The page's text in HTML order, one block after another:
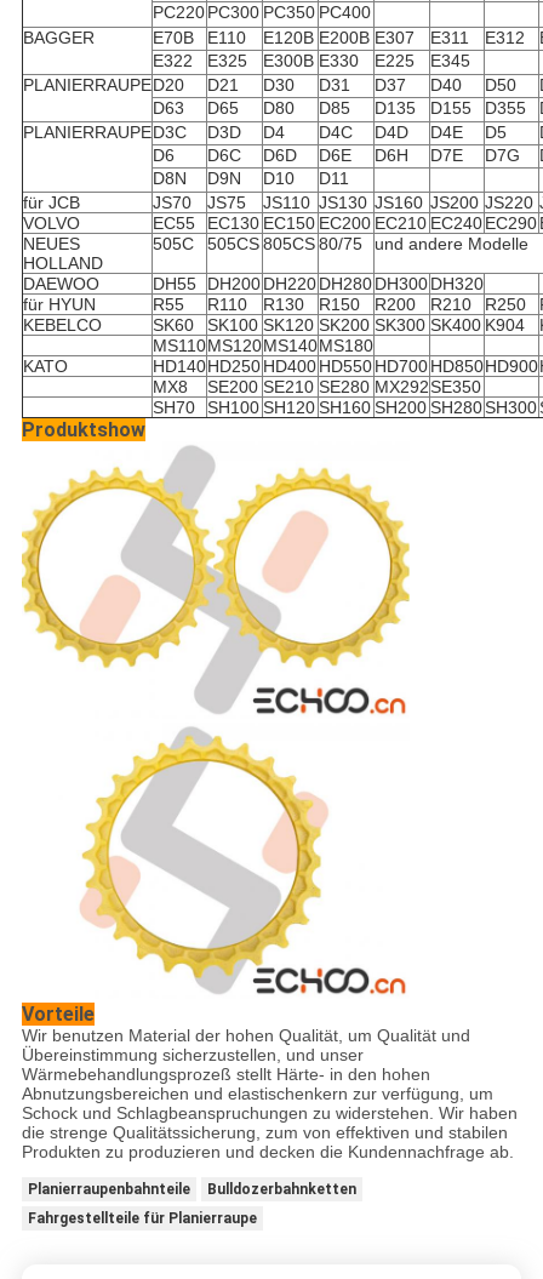
PC220PC300 PC350 PC400
BAGGER
E70B E110 E120B E200B E307 E311 E312
E322
E325 E300B E330 E225
E345
PLANIERRAUPED20 D21 D30 D31 D37 D40 D50
D63
D65 D80 D85 D135 D155 D355
PLANIERRAUPED3C D3D D4 D4C D4D D4E D5
D6
D6C D6D D6E D6H D7E D7G
D8N
D9N D10
D11
für JCB
JS70 JS75 JS110 JS130 JS160 JS200 JS220
VOLVO
EC55 EC130 EC150 EC200 EC210 EC240EC290
NEUES
HOLLAND
505C 505CS805CS80/75 und andere Modelle
DAEWOO DH55 DH200DH220DH280DH300DH320
für HYUN
R55 R110 R130 R150 R200 R210 R250
KEBELCO
SK60 SK100 SK120 SK200 SK300 SK400 K904
MS110MS120MS140MS180
KATO
HD140HD250HD400HD550HD700HD850HD900
MX8
SE200 SE210 SE280 MX292SE350
SH70
SH100SH120SH160SH200SH280SH300
Produktshow
Vorteile
Wir benutzen Material der hohen Qualität, um Qualität und
Übereinstimmung sicherzustellen, und unser
Wärmebehandlungsprozeß stellt Härte- in den hohen
Abnutzungsbereichen und elastischenkern zur verfügung, um
Schock und Schlagbeanspruchungen zu widerstehen. Wir haben
die strenge Qualitätssicherung, zum von effektiven und stabilen
Produkten zu produzieren und decken die Kundennachfrage ab.
Planierraupenbahnteile
Bulldozerbahnketten
Fahrgestellteile für Planierraupe